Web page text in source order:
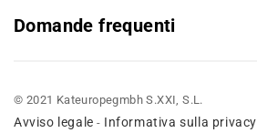
Domande frequenti
© 2021 Kateuropegmbh S.XXI, S.L.
Avviso legale - Informativa sulla privacy